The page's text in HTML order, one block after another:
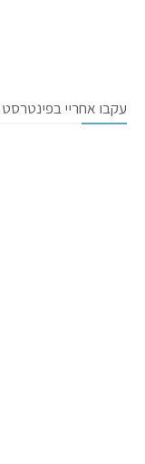
עקבו אחריי בפינטרסט